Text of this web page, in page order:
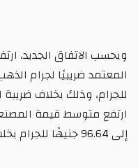
وبحسب الاتفاق الجديد،
إلى 96.64 جنيهًا للجرام بخلاف ضريبة القيمة المضافة.